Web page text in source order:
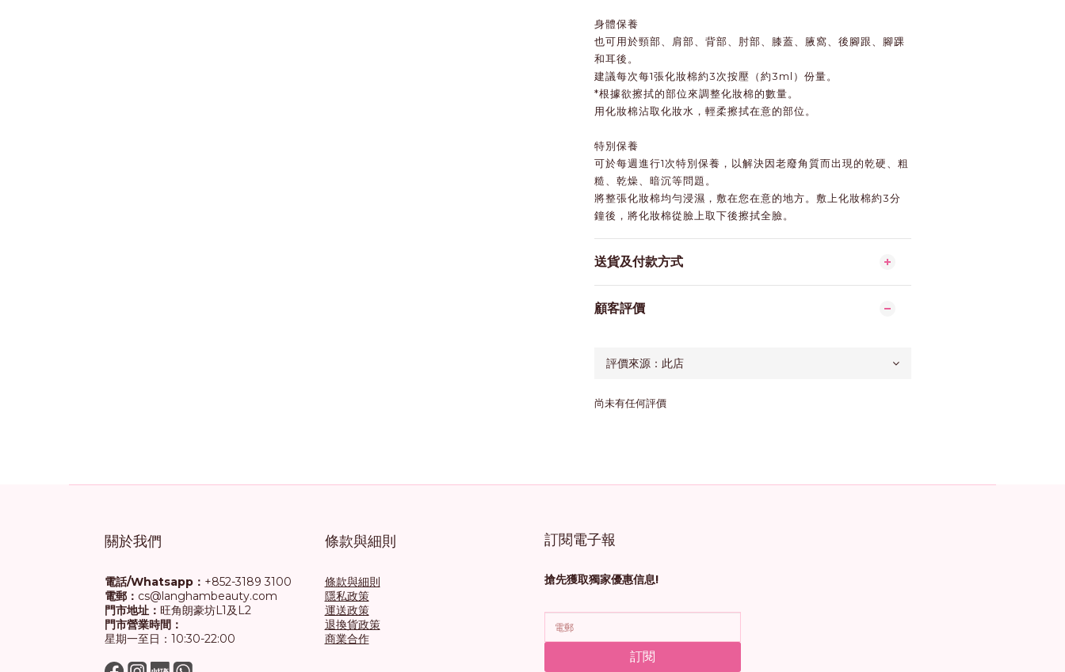
身體保養
也可用於頸部、肩部、背部、肘部、膝蓋、腋窩、後腳跟、腳踝
和耳後。
建議每次每1張化妝棉約3次按壓（約3ml）份量。
*根據欲擦拭的部位來調整化妝棉的數量。
用化妝棉沾取化妝水，輕柔擦拭在意的部位。
特別保養
可於每週進行1次特別保養，以解決因老廢角質而出現的乾硬、粗
糙、乾燥、暗沉等問題。
將整張化妝棉均勻浸濕，敷在您在意的地方。敷上化妝棉約3分
鐘後，將化妝棉從臉上取下後擦拭全臉。
送貨及付款方式
顧客評價
尚未有任何評價
關於我們
電話/Whatsapp： +852-3189 3100
電郵： cs@langhambeauty.com
門市地址： 旺角朗豪坊L1及L2
門市營業時間：
星期一至日：10:30-22:00
條款與細則
條款與細則
隱私政策
運送政策
退換貨政策
商業合作
訂閱電子報
搶先獲取獨家優惠信息!
訂閱